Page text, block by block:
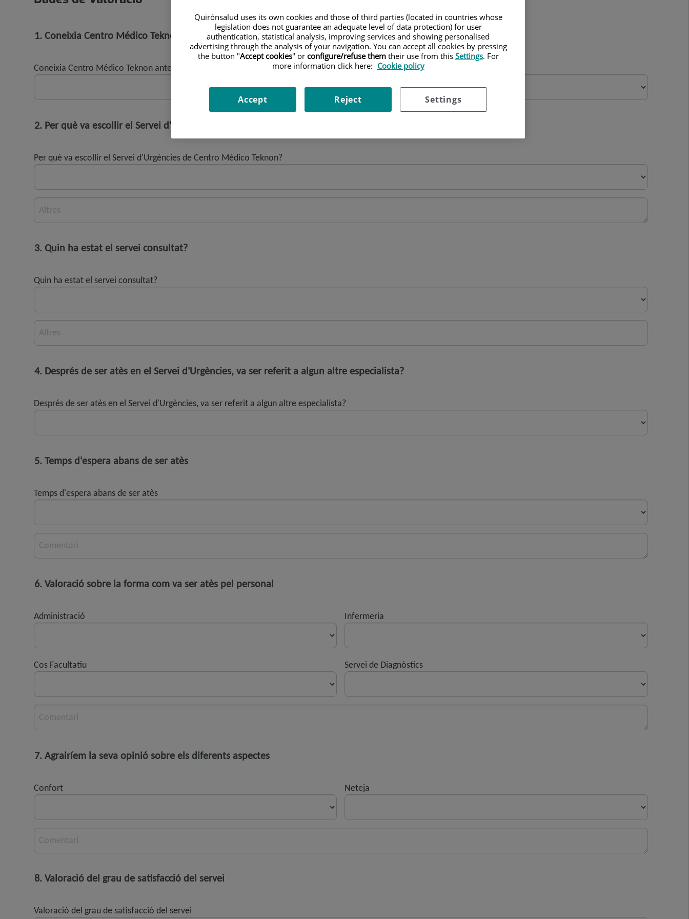
1. Coneixia Centro Médico Teknon anteriorment?
Coneixia Centro Médico Teknon anteriorment?
2. Per què va escollir el Servei d'Urgències de Centro Médico Teknon?
Per què va escollir el Servei d'Urgències de Centro Médico Teknon?
Altres
3. Quin ha estat el servei consultat?
Quin ha estat el servei consultat?
Altres
4. Després de ser atès en el Servei d'Urgències, va ser referit a algun altre especialista?
Després de ser atès en el Servei d'Urgències, va ser referit a algun altre especialista?
5. Temps d'espera abans de ser atès
Temps d'espera abans de ser atès
Comentari
6. Valoració sobre la forma com va ser atès pel personal
Administració Infermeria
Cos Facultatiu Servei de Diagnòstics
Comentari
7. Agrairíem la seva opinió sobre els diferents aspectes
Confort Neteja
Comentari
8. Valoració del grau de satisfacció del servei
Valoració del grau de satisfacció del servei
Quirónsalud uses its own cookies and those of third parties (located in countries whose
legislation does not guarantee an adequate level of data protection) for user
authentication, statistical analysis, improving services and showing personalised
advertising through the analysis of your navigation. You can accept all cookies by pressing
the button "Accept cookies" or configure/refuse themtheir use from this Settings. For
more information click here: Cookie policy
Settings
Reject
Accept